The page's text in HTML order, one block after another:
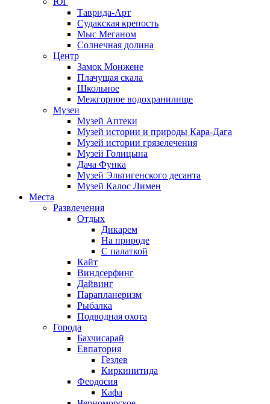
Таврида-Арт
Судакская крепость
Мыс Меганом
Солнечная долина
Центр
Замок Монжене
Плачущая скала
Школьное
Межгорное водохранилище
Музеи
Музей Аптеки
Музей истории и природы Кара-Дага
Музей истории грязелечения
Музей Голицына
Дача Функа
Музей Эльтигенского десанта
Музей Калос Лимен
Места
Развлечения
Отдых
Дикарем
На природе
С палаткой
Кайт
Виндсерфинг
Дайвинг
Парапланеризм
Рыбалка
Подводная охота
Города
Бахчисарай
Евпатория
Гезлев
Киркинитида
Феодосия
Кафа